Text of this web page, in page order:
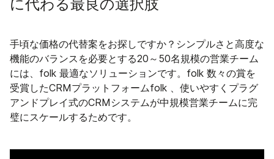
に代わる最良の選択肢
手頃な価格の代替案をお探しですか？シンプルさと高度な
機能のバランスを必要とする20～50名規模の営業チーム
には、folk 最適なソリューションです。folk 数々の賞を
受賞したCRMプラットフォームfolk 、使いやすくプラグ
アンドプレイ式のCRMシステムが中規模営業チームに完
璧にスケールするためです。